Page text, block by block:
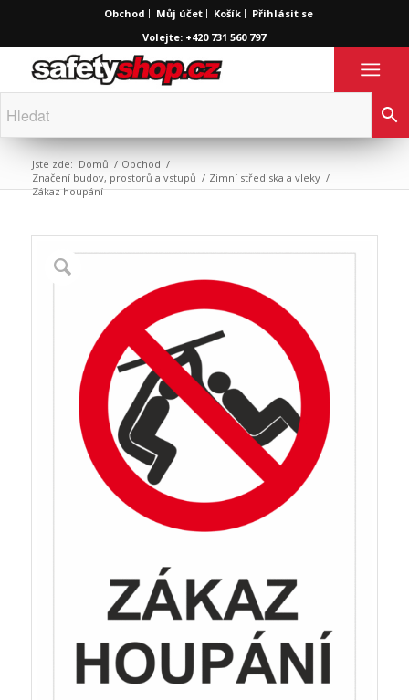
Obchod Můj účet Košík
Přihlásit se
Volejte: +420 731 560 797
Jste zde: Domů / Obchod /
Značení budov, prostorů a vstupů / Zimní střediska a vleky /
Zákaz houpání